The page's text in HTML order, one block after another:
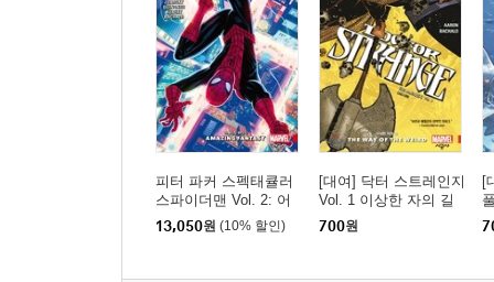
피터 파커 스펙태큘러
스파이더맨 Vol. 2: 어
메이징 판타지
13,050원 (10% 할인)
[대여] 닥터 스트레인지
Vol. 1 이상한 자의 길
700원
[